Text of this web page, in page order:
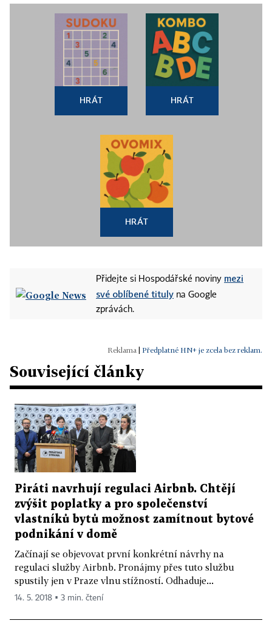
HRÁT HRÁT
HRÁT
Přidejte si Hospodářské noviny mezi
své oblíbené tituly na Google
zprávách.
Předplatné HN+ je zcela bez reklam.
Související články
Piráti navrhují regulaci Airbnb. Chtějí
zvýšit poplatky a pro společenství
vlastníků bytů možnost zamítnout bytové
podnikání v domě
Začínají se objevovat první konkrétní návrhy na
regulaci služby Airbnb. Pronájmy přes tuto službu
spustily jen v Praze vlnu stížností. Odhaduje...
14. 5. 2018 ▪ 3 min. čtení